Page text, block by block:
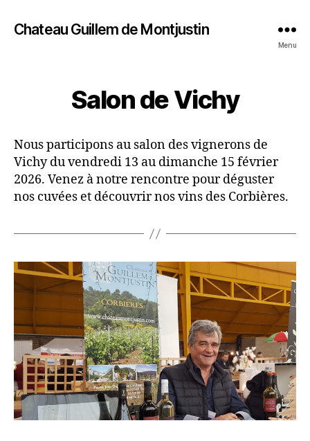
Chateau Guillem de Montjustin
Menu
Salon de Vichy
Nous participons au salon des vignerons de
Vichy du vendredi 13 au dimanche 15 février
2026. Venez à notre rencontre pour déguster
nos cuvées et découvrir nos vins des Corbières.